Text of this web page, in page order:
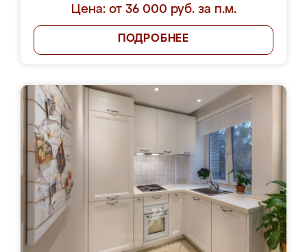
Цена: от 36 000 руб. за п.м.
ПОДРОБНЕЕ